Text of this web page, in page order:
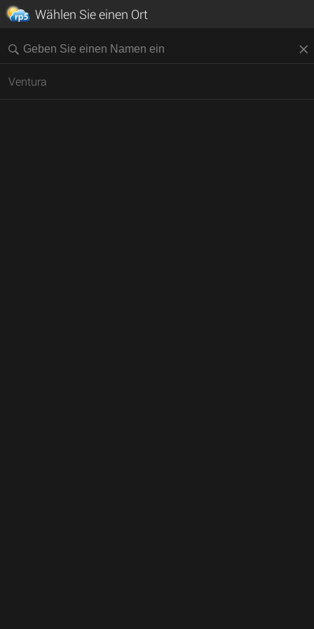
Wählen Sie einen Ort
Ventura